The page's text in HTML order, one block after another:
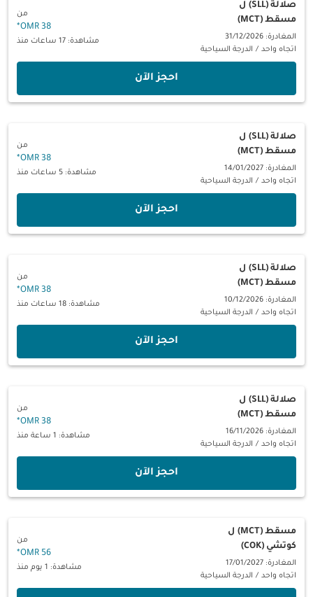
صلالة (SLL)
ل
مسقط (MCT)
المغادرة: 31/12/2026
اتجاه واحد / الدرجة السياحية
من
38 OMR
*
مشاهدة: 17 ساعات منذ
‫احجز الآن‬
صلالة (SLL)
ل
مسقط (MCT)
المغادرة: 14/01/2027
اتجاه واحد / الدرجة السياحية
من
38 OMR
*
مشاهدة: 5 ساعات منذ
‫احجز الآن‬
صلالة (SLL)
ل
مسقط (MCT)
المغادرة: 10/12/2026
اتجاه واحد / الدرجة السياحية
من
38 OMR
*
مشاهدة: 18 ساعات منذ
‫احجز الآن‬
صلالة (SLL)
ل
مسقط (MCT)
المغادرة: 16/11/2026
اتجاه واحد / الدرجة السياحية
من
38 OMR
*
مشاهدة: 1 ساعة منذ
‫احجز الآن‬
مسقط (MCT)
ل
كوتشي (COK)
المغادرة: 17/01/2027
اتجاه واحد / الدرجة السياحية
من
56 OMR
*
مشاهدة: 1 يوم منذ